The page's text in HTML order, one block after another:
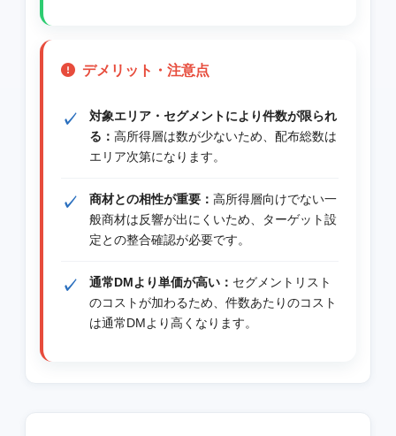
デメリット・注意点
対象エリア・セグメントにより件数が限られ
る： 高所得層は数が少ないため、配布総数は
エリア次第になります。
商材との相性が重要： 高所得層向けでない一
般商材は反響が出にくいため、ターゲット設
定との整合確認が必要です。
通常DMより単価が高い： セグメントリスト
のコストが加わるため、件数あたりのコスト
は通常DMより高くなります。